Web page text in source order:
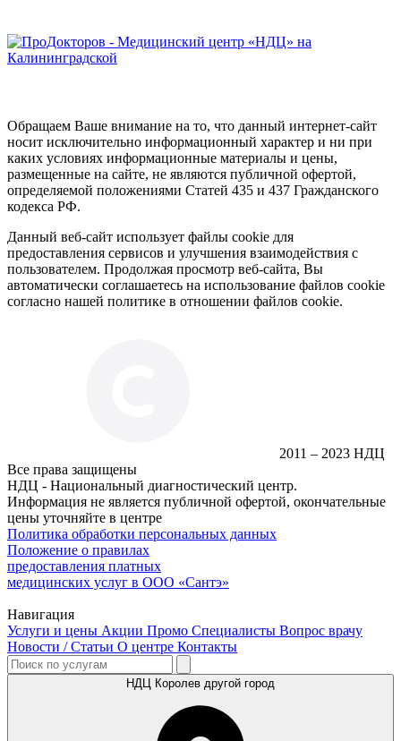
Обращаем Ваше внимание на то, что данный интернет-сайт
носит исключительно информационный характер и ни при
каких условиях информационные материалы и цены,
размещенные на сайте, не являются публичной офертой,
определяемой положениями Статей 435 и 437 Гражданского
кодекса РФ.
Данный веб-сайт использует файлы cookie для
предоставления сервисов и улучшения взаимодействия с
пользователем. Продолжая просмотр веб-сайта, Вы
автоматически соглашаетесь на использование файлов cookie
согласно нашей политике в отношении файлов cookie.
2011 – 2023 НДЦ
Все права защищены
НДЦ - Национальный диагностический центр.
Информация не является публичной офертой, окончательные
цены уточняйте в центре
Политика обработки персональных данных
Положение о правилах
предоставления платных
медицинских услуг в ООО «Сантэ»
Навигация
Услуги и цены Акции Промо Специалисты Вопрос врачу
Новости / Статьи О центре Контакты
НДЦ Королев другой город